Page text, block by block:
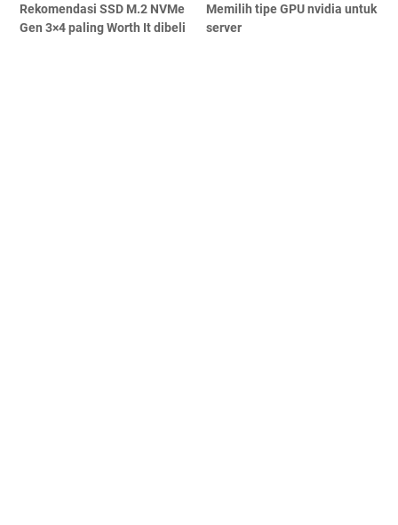
Rekomendasi SSD M.2 NVMe
Gen 3×4 paling Worth It dibeli
Memilih tipe GPU nvidia untuk
server